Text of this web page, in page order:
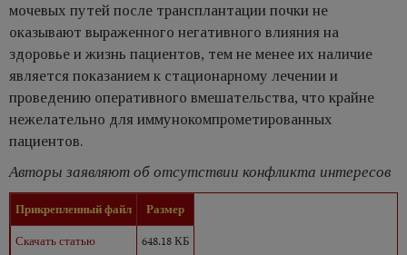
мочевых путей после трансплантации почки не
оказывают выраженного негативного влияния на
здоровье и жизнь пациентов, тем не менее их наличие
является показанием к стационарному лечении и
проведению оперативного вмешательства, что крайне
нежелательно для иммунокомпрометированных
пациентов.
Авторы заявляют об отсутствии конфликта интересов
Прикрепленный файл
Размер
Скачать статью
648.18 КБ